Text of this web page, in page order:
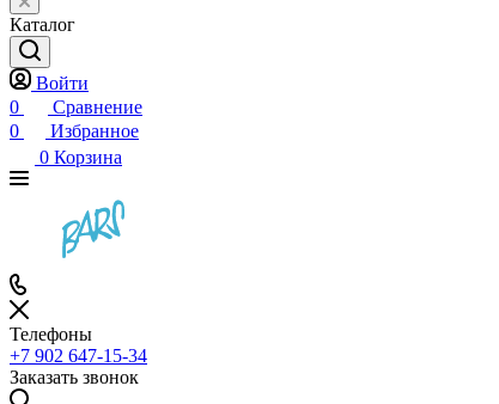
Каталог
Войти
0
Сравнение
0
Избранное
0 Корзина
Телефоны
+7 902 647-15-34
Заказать звонок